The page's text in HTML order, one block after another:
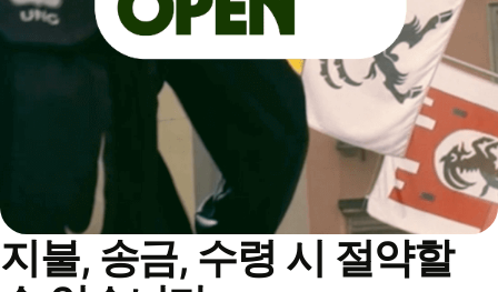
지불, 송금, 수령 시 절약할